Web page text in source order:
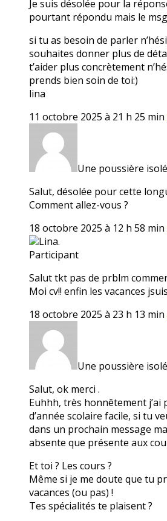
Je suis désolée pour la
pourtant répondu mais le
si tu as besoin de parler
souhaites donner plus de
t’aider plus concrètement
prends bien soin de toi:)
lina
11 octobre 2025 à 21 h 25 min
Une poussière
Salut, désolée pour cette
Comment allez-vous ?
18 octobre 2025 à 12 h 58 min
Lina.
Participant
Salut tkt pas de prblm
Moi cv!! enfin les vacances
18 octobre 2025 à 23 h 13 min
Une poussière
Salut, ok merci .
Euhhh, très honnêtement j’ai
d’année scolaire facile, si tu
dans un prochain message
absente que présente aux
Et toi ? Les cours ?
Même si je me doute que tu
vacances (ou pas) !
Tes spécialités te plaisent ?